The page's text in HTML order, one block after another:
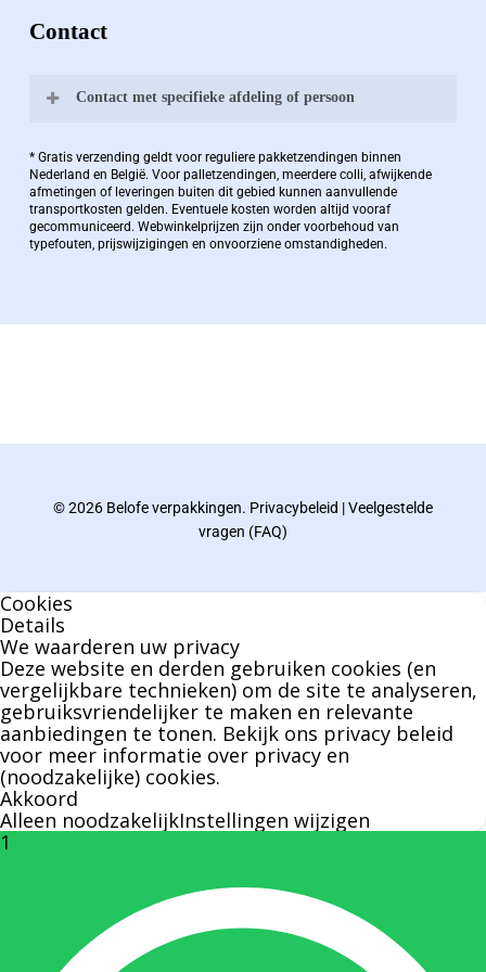
Contact
Contact met specifieke afdeling of persoon
Bernard Pauwels:
Zaakvoerder Berdo
bernard@berdo.be
afgelopen decennia.
Bernard werkt 25 uur per dag en draait voor
U kunt Bernard bellen of mailen voor vragen
over leveringen of facturen. Of als u een
specifieke persoon niet kunt bereiken zal
Bernard u graag te woord staan.
Nicole Bisscheroux:
+32(0)485 55 90 07
* Gratis verzending geldt voor reguliere pakketzendingen binnen
Nederland en België. Voor palletzendingen, meerdere colli, afwijkende
afmetingen of leveringen buiten dit gebied kunnen aanvullende
transportkosten gelden. Eventuele kosten worden altijd vooraf
gecommuniceerd. Webwinkelprijzen zijn onder voorbehoud van
typefouten, prijswijzigingen en onvoorziene omstandigheden.
© 2026 Belofe verpakkingen. Privacybeleid |Veelgestelde
vragen (FAQ)
Cookies
Details
We waarderen uw privacy
Deze website en derden gebruiken cookies (en
vergelijkbare technieken) om de site te analyseren,
gebruiksvriendelijker te maken en relevante
aanbiedingen te tonen. Bekijk ons privacy beleid
voor meer informatie over privacy en
(noodzakelijke) cookies.
Akkoord
Alleen noodzakelijkInstellingen wijzigen
1